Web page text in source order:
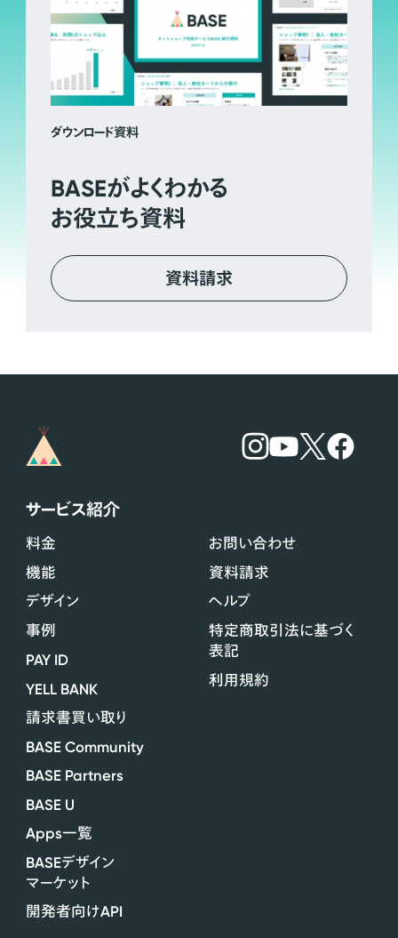
ダウンロード資料
BASEがよくわかる
お役立ち資料
資料請求
サービス紹介
料金
機能
デザイン
事例
PAY ID
YELL BANK
請求書買い取り
BASE Community
BASE Partners
BASE U
Apps一覧
BASEデザイン
マーケット
開発者向けAPI
お問い合わせ
資料請求
ヘルプ
特定商取引法に基づく
表記
利用規約